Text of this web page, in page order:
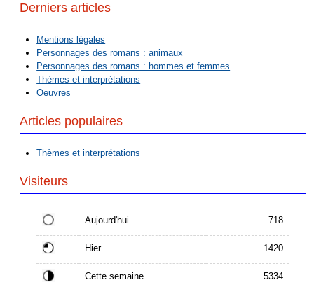
Derniers articles
Mentions légales
Personnages des romans : animaux
Personnages des romans : hommes et femmes
Thèmes et interprétations
Oeuvres
Articles populaires
Thèmes et interprétations
Visiteurs
Aujourd'hui 718
Hier 1420
Cette semaine 5334